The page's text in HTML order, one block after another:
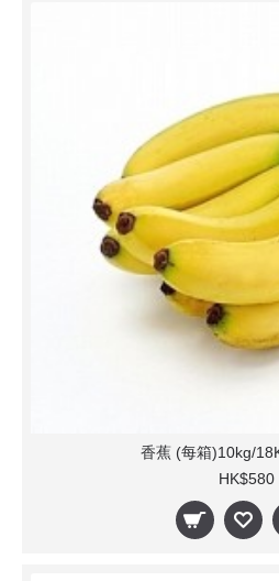
香蕉 (每箱)10kg/
HK$580